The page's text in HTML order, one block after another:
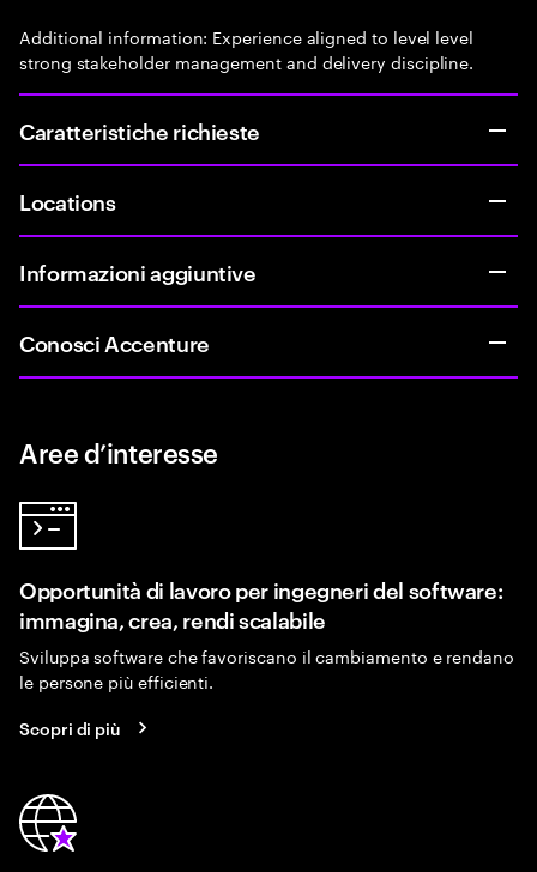
Additional information: Experience aligned to level level
strong stakeholder management and delivery discipline.
Caratteristiche richieste
Locations
Informazioni aggiuntive
Conosci Accenture
Aree d’interesse
Opportunità di lavoro per ingegneri del software:
immagina, crea, rendi scalabile
Sviluppa software che favoriscano il cambiamento e rendano
le persone più efficienti.
Scopri di più